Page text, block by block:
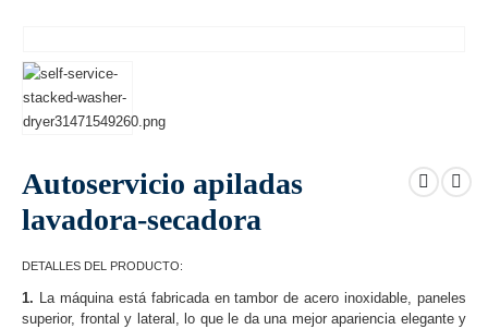
Autoservicio apiladas
lavadora-secadora
DETALLES DEL PRODUCTO:
1. La máquina está fabricada en tambor de acero inoxidable, paneles
superior, frontal y lateral, lo que le da una mejor apariencia elegante y